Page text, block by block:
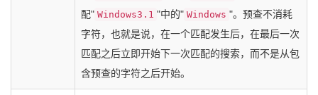
配" Windows3.1 "中的" Windows "。预查不消耗
字符，也就是说，在一个匹配发生后，在最后一次
匹配之后立即开始下一次匹配的搜索，而不是从包
含预查的字符之后开始。